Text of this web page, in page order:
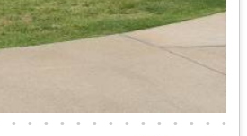
• • • • • • • • • • • • • •